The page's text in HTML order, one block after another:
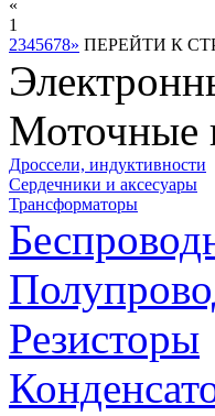
«
1
2345678» ПЕРЕЙТИ К
Моточные
Дроссели, индуктивности
Сердечники и аксесуары
Трансформаторы
Резисторы